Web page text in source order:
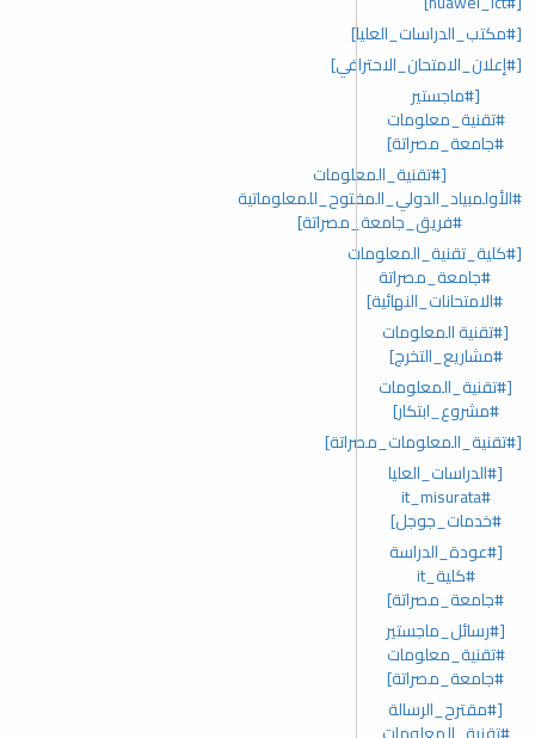
[#مكتب_الدراسات_العليا]
[#إعلان_الامتحان_الاحترافي]
[#ماجستير
#تقنية_معلومات
#جامعة_مصراتة]
[#تقنية_المعلومات
#الأولمبياد_الدولي_المفتوح_للمعلوماتية
#فريق_جامعة_مصراتة]
[#كلية_تقنية_المعلومات
#جامعة_مصراتة
#الامتحانات_النهائية]
[#تقنية المعلومات
#مشاريع_التخرج]
[#تقنية_المعلومات
#مشروع_ابتكار]
[#تقنية_المعلومات_مصراتة]
[#الدراسات_العليا
#it_misurata
#خدمات_جوجل]
[#عودة_الدراسة
#كلية_it
#جامعة_مصراتة]
[#رسائل_ماجستير
#تقنية_معلومات
#جامعة_مصراتة]
[#مقترح_الرسالة